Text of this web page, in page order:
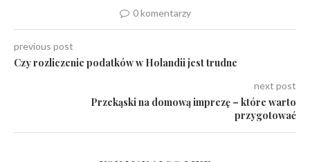
0 komentarzy
previous post
Czy rozliczenie podatków w Holandii jest trudne
next post
Przekąski na domową imprezę – które warto
przygotować